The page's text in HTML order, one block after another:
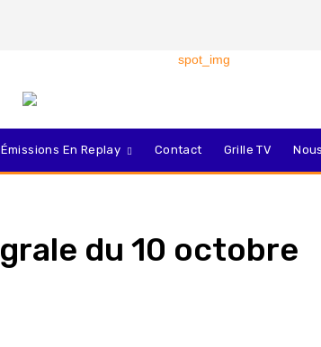
En Replay Contact Grille TV
du 10 octobre